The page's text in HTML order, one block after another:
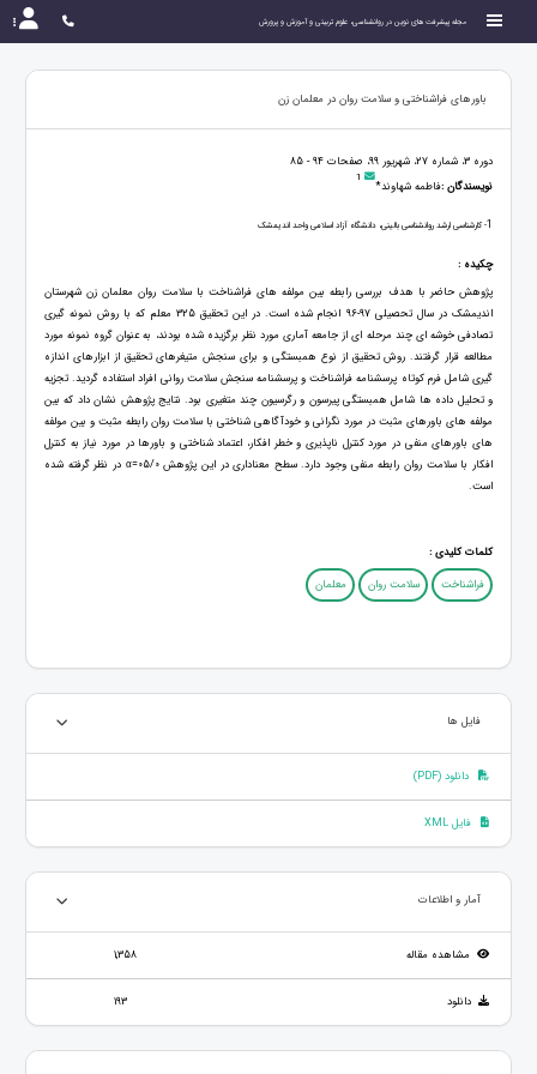
مجله پیشرفت های نوین در روانشناسی، علوم تربیتی و آموزش و پرورش
باورهای فراشناختی و سلامت روان در معلمان زن
دوره 3، شماره 27، شهریور 99، صفحات 94 - 85
نویسندگان :فاطمه شهاوند* 1
1- کارشناسی ارشد روانشناسی بالینی، دانشگاه آزاد اسلامی واحد اندیمشک
چکیده :
پژوهش حاضر با هدف بررسی رابطه بین مولفه های فراشناخت با سلامت روان معلمان زن شهرستان
اندیمشک در سال تحصیلی 97-96 انجام شده است. در این تحقیق 325 معلم که با روش نمونه گیری
تصادفی خوشه ای چند مرحله ای از جامعه آماری مورد نظر برگزیده شده بودند، به عنوان گروه نمونه مورد
مطالعه قرار گرفتند. روش تحقیق از نوع همبستگی و برای سنجش متیغرهای تحقیق از ابزارهای اندازه
گیری شامل فرم کوتاه پرسشنامه فراشناخت و پرسشنامه سنجش سلامت روانی افراد استفاده گردید. تجزیه
و تحلیل داده ها شامل همبستگی پیرسون و رگرسیون چند متغیری بود. نتایج پژوهش نشان داد که بین
مولفه های باورهای مثبت در مورد نگرانی و خودآگاهی شناختی با سلامت روان رابطه مثبت و بین مولفه
های باورهای منفی در مورد کنترل ناپذیری و خطر افکار، اعتماد شناختی و باورها در مورد نیاز به کنترل
افکار با سلامت روان رابطه منفی وجود دارد. سطح معناداری در این پژوهش 05/0=α در نظر گرفته شده
است.
کلمات کلیدی :
فراشناخت
سلامت روان معلمان
فایل ها
دانلود (PDF)
فایل XML
آمار و اطلاعات
مشاهده مقاله 1,358
دانلود 193